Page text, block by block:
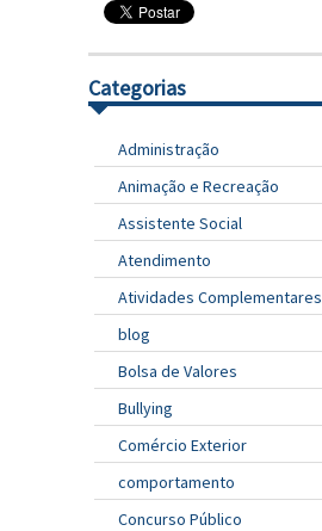
Categorias
Administração
Animação e Recreação
Assistente Social
Atendimento
Atividades Complementares
blog
Bolsa de Valores
Bullying
Comércio Exterior
comportamento
Concurso Público